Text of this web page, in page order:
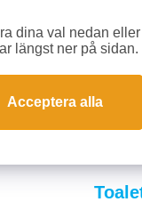
med vårt
som vill ha snabb,
och dräpning av
dina val nedan
längst ner på sidan.
Acceptera alla